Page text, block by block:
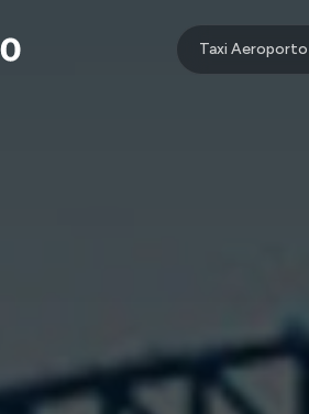
Taxi Aeroporto